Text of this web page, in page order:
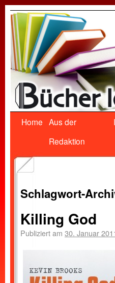
Home Aus der
Redaktion
Schlagwort-
Killing God
Publiziert am 30. Januar